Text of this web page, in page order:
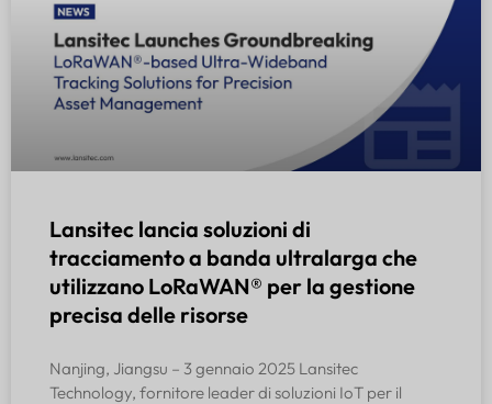
Lansitec lancia soluzioni di
tracciamento a banda ultralarga che
utilizzano LoRaWAN® per la gestione
precisa delle risorse
Nanjing, Jiangsu – 3 gennaio 2025 Lansitec
Technology, fornitore leader di soluzioni IoT per il